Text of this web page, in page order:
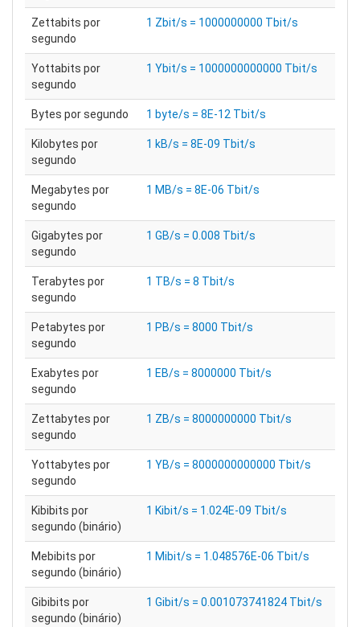
Zettabits por
segundo
1 Zbit/s = 1000000000 Tbit/s
Yottabits por
segundo
1 Ybit/s = 1000000000000 Tbit/s
Bytes por segundo 1 byte/s = 8E-12 Tbit/s
Kilobytes por
segundo
1 kB/s = 8E-09 Tbit/s
Megabytes por
segundo
1 MB/s = 8E-06 Tbit/s
Gigabytes por
segundo
1 GB/s = 0.008 Tbit/s
Terabytes por
segundo
1 TB/s = 8 Tbit/s
Petabytes por
segundo
1 PB/s = 8000 Tbit/s
Exabytes por
segundo
1 EB/s = 8000000 Tbit/s
Zettabytes por
segundo
1 ZB/s = 8000000000 Tbit/s
Yottabytes por
segundo
1 YB/s = 8000000000000 Tbit/s
Kibibits por
segundo (binário)
1 Kibit/s = 1.024E-09 Tbit/s
Mebibits por
segundo (binário)
1 Mibit/s = 1.048576E-06 Tbit/s
Gibibits por
segundo (binário)
1 Gibit/s = 0.001073741824 Tbit/s